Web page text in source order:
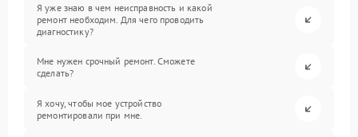
Я уже знаю в чем неисправность и какой
ремонт необходим. Для чего проводить
диагностику?
Мне нужен срочный ремонт. Сможете
сделать?
Я хочу, чтобы мое устройство
ремонтировали при мне.